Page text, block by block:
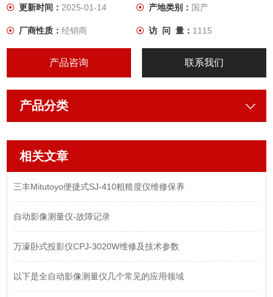
更新时间：2025-01-14 产地类别： 国产
厂商性质：经销商 访 问 量： 1115
产品咨询 联系我们
产品分类
相关文章
三丰Mitutoyo便捷式SJ-410粗糙度仪维修保养
自动影像测量仪-故障记录
万濠卧式投影仪CPJ-3020W维修及技术参数
以下是全自动影像测量仪几个常见的应用领域